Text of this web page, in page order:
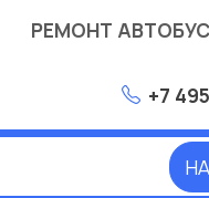
РЕМОНТ
+7